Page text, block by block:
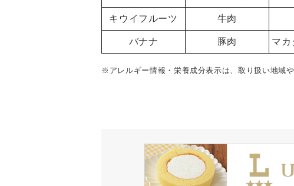
キウイフルーツ 牛肉
バナナ 豚肉 マカ
※アレルギー情報・栄養成分表示は、取り扱い地域